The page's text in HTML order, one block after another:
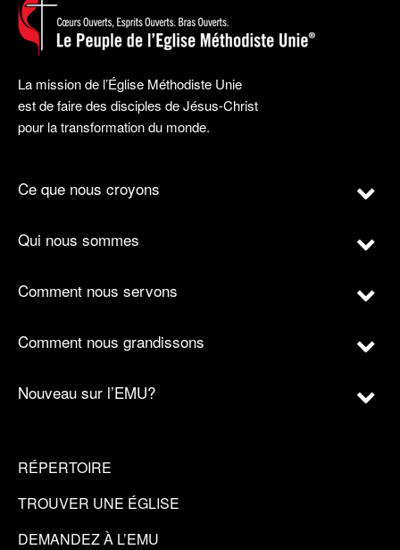
La mission de l’Église Méthodiste Unie
est de faire des disciples de Jésus-Christ
pour la transformation du monde.
Ce que nous croyons
Qui nous sommes
Comment nous servons
Comment nous grandissons
Nouveau sur l’EMU?
RÉPERTOIRE
TROUVER UNE ÉGLISE
DEMANDEZ À L’EMU